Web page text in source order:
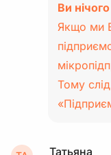
Ви
Якщо ми
Тому
Татьяна